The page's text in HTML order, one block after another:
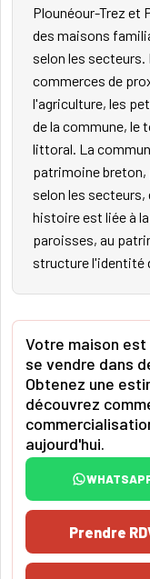
Plounéour-Trez et
des maisons
selon les secteurs.
commerces de
l'agriculture, les
de la commune, le
littoral. La
patrimoine breton,
selon les secteurs,
histoire est liée à
paroisses, au
structure l'identité
Votre maison
se vendre dans
Obtenez une
découvrez
aujourd'hui.
Prendre